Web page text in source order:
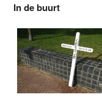
In de buurt